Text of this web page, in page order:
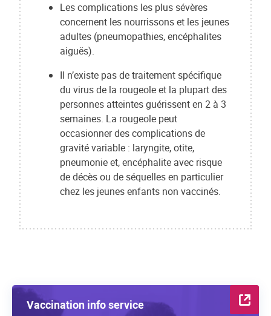
Les complications les plus sévères
concernent les nourrissons et les jeunes
adultes (pneumopathies, encéphalites
aiguës).
Il n’existe pas de traitement spécifique
du virus de la rougeole et la plupart des
personnes atteintes guérissent en 2 à 3
semaines. La rougeole peut
occasionner des complications de
gravité variable : laryngite, otite,
pneumonie et, encéphalite avec risque
de décès ou de séquelles en particulier
chez les jeunes enfants non vaccinés.
Vaccination info service